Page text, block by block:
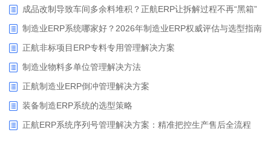
成品改制导致车间多余料堆积？正航ERP让拆解过程不再“黑箱”
制造业ERP系统哪家好？2026年制造业ERP权威评估与选型指南
正航非标项目ERP专料专用管理解决方案
制造业物料多单位管理解决方法
正航制造业ERP倒冲管理解决方案
装备制造ERP系统的选型策略
正航ERP系统序列号管理解决方案：精准把控生产售后全流程